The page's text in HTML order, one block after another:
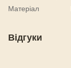
Матеріал
Відгуки